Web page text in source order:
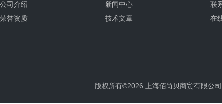
公司介绍
荣誉资质
新闻中心
技术文章
联
在
版权所有©2026 上海佰尚贝商贸有限公